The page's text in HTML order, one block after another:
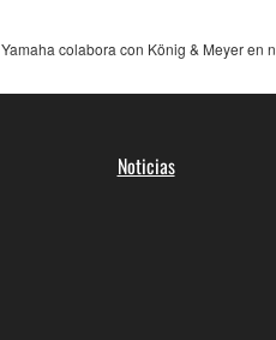
Yamaha colabora con König & Meyer en
Noticias